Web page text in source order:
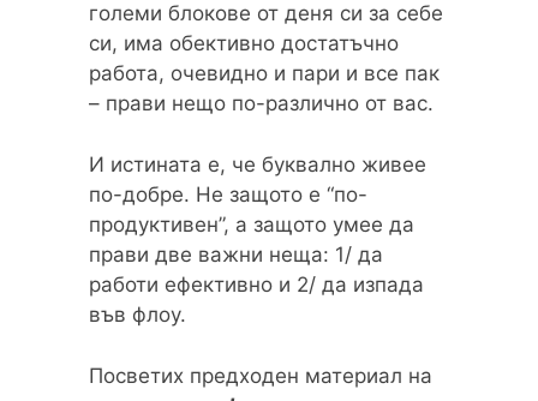
големи блокове от деня си за себе
си, има обективно достатъчно
работа, очевидно и пари и все пак
– прави нещо по-различно от вас.
И истината е, че буквално живее
по-добре. Не защото е “по-
продуктивен”, а защото умее да
прави две важни неща: 1/ да
работи ефективно и 2/ да изпада
във флоу.
Посветих предходен материал на